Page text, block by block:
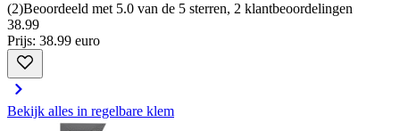
(2)Beoordeeld met 5.0 van de 5 sterren, 2 klantbeoordelingen
38.99
Prijs: 38.99 euro
Bekijk alles in regelbare klem